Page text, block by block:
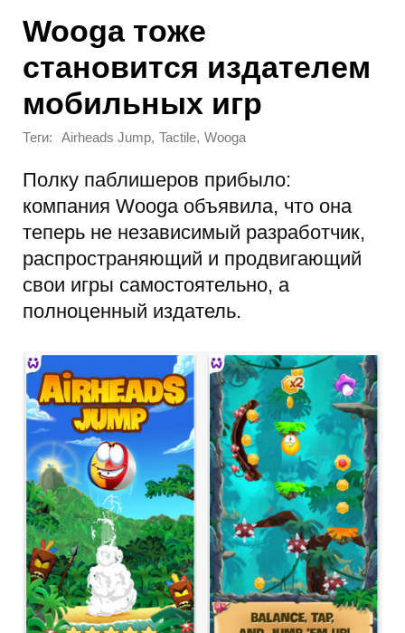
Wooga тоже
становится издателем
мобильных игр
Теги: Airheads Jump, Tactile, Wooga
Полку паблишеров прибыло:
компания Wooga объявила, что она
теперь не независимый разработчик,
распространяющий и продвигающий
свои игры самостоятельно, а
полноценный издатель.